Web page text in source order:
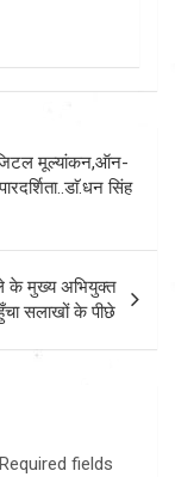
मूल्यांकन,ऑन-
सिंह
के मुख्य अभियुक्त
सलाखों के पीछे
Required fields